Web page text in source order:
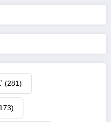
(281)